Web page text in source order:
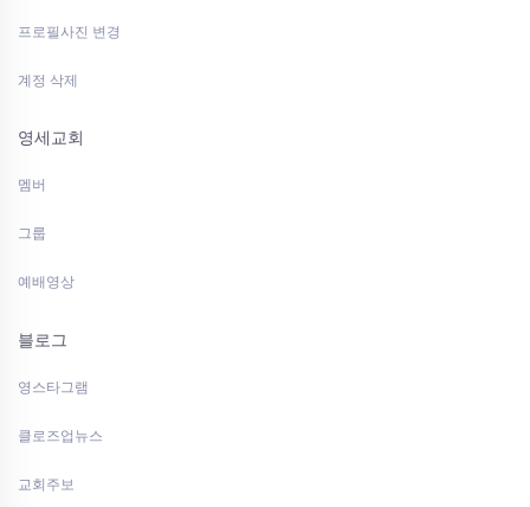
프로필사진 변경
계정 삭제
영세교회
멤버
그룹
예배영상
블로그
영스타그램
클로즈업뉴스
교회주보